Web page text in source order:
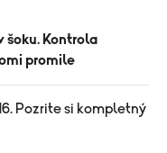
šoku. Kontrola
promile
Pozrite si kompletný